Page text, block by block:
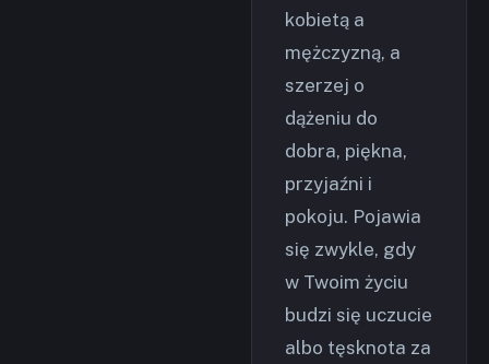
kobietą a
mężczyzną, a
szerzej o
dążeniu do
dobra, piękna,
przyjaźni i
pokoju. Pojawia
się zwykle, gdy
w Twoim życiu
budzi się uczucie
albo tęsknota za